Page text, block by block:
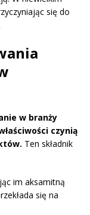
się do
w branży
czynią
Ten składnik
im aksamitną
się na